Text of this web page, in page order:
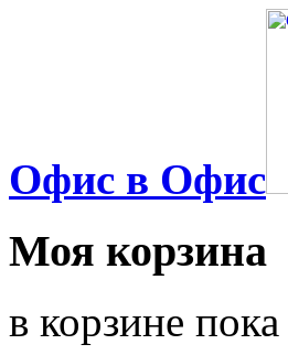
Офис в Офис
Моя корзина
в корзине